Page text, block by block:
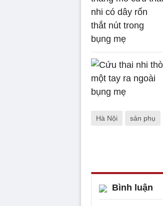
Hà Nội sản phụ
Bình luận